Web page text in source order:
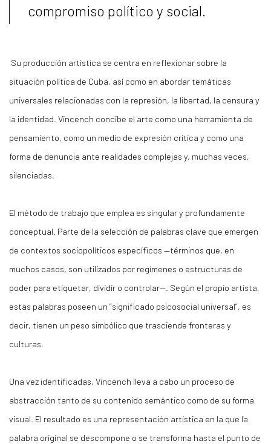
compromiso político y social.
Su producción artística se centra en reflexionar sobre la
situación política de Cuba, así como en abordar temáticas
universales relacionadas con la represión, la libertad, la censura y
la identidad. Vincench concibe el arte como una herramienta de
pensamiento, como un medio de expresión crítica y como una
forma de denuncia ante realidades complejas y, muchas veces,
silenciadas.
El método de trabajo que emplea es singular y profundamente
conceptual. Parte de la selección de palabras clave que emergen
de contextos sociopolíticos específicos —términos que, en
muchos casos, son utilizados por regímenes o estructuras de
poder para etiquetar, dividir o controlar—. Según el propio artista,
estas palabras poseen un “significado psicosocial universal”, es
decir, tienen un peso simbólico que trasciende fronteras y
culturas.
Una vez identificadas, Vincench lleva a cabo un proceso de
abstracción tanto de su contenido semántico como de su forma
visual. El resultado es una representación artística en la que la
palabra original se descompone o se transforma hasta el punto de